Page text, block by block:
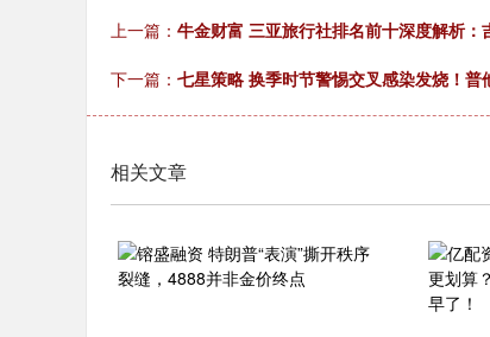
上一篇： 牛金财富 三亚旅行社排名前十深度解析
下一篇： 七星策略 换季时节警惕交叉感染发烧！普
相关文章